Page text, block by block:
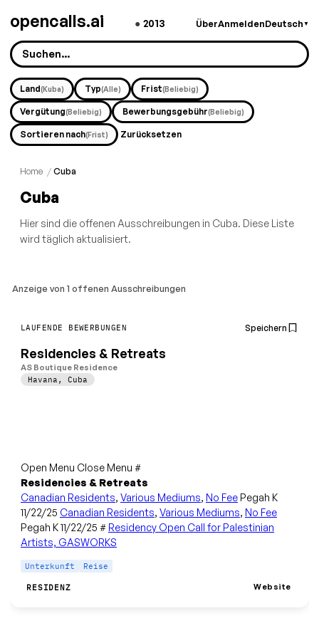
opencalls.ai ● 2013 ÜberAnmeldenDeutsch ▼
Land(Kuba) Typ(Alle) Frist(Beliebig)
Vergütung(Beliebig) Bewerbungsgebühr(Beliebig)
Sortieren nach(Frist) Zurücksetzen
Home / Cuba
Cuba
Hier sind die offenen Ausschreibungen in Cuba. Diese Liste
wird täglich aktualisiert.
Anzeige von 1 offenen Ausschreibungen
LAUFENDE BEWERBUNGEN Speichern
Residencies & Retreats
AS Boutique Residence
Havana , Cuba
Open Menu Close Menu #
Residencies & Retreats
Canadian Residents, Various Mediums, No Fee Pegah K
11/22/25 Canadian Residents, Various Mediums, No Fee
Pegah K 11/22/25 # Residency Open Call for Palestinian
Artists, GASWORKS
Unterkunft Reise
RESIDENZ Website